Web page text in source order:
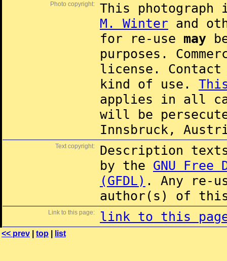
Photo copyright:
This
M. Winter and
for re-use may
purposes.
license.
kind of use.
applies in all
will be
Innsbruck,
Text copyright:
Description
by the GNU Free
(GFDL) . Any re-
author(s) of this
Link to this page: link to this
<< prev top list